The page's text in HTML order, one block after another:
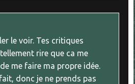
le voir. Tes critiques
rire que ca me
me faire ma propre idée.
donc je ne prends pas